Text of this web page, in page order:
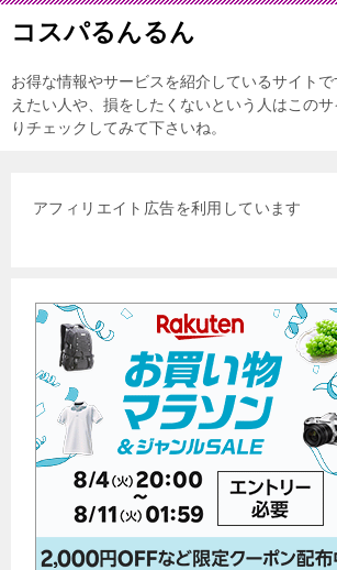
コスパるんるん
お得な情報やサービスを紹介しているサイト
えたい人や、損をしたくないという人はこの
りチェックしてみて下さいね。
アフィリエイト広告を利用しています